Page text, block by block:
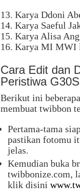
13. Karya Ddoni
14. Karya Saeful
15. Karya Alisa
16. Karya MI MWI
Cara Edit dan
Peristiwa
Berikut ini
membuat twibbon
Pertama-tama
pastikan fotomu
jelas.
Kemudian buka
twibbonize.com,
klik disini